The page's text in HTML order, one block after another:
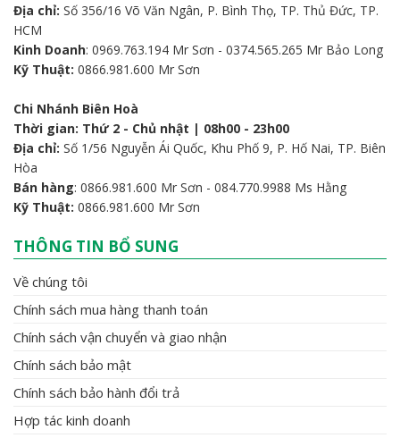
Địa chỉ: Số 356/16 Võ Văn Ngân, P. Bình Thọ, TP. Thủ Đức, TP.
HCM
Kinh Doanh: 0969.763.194 Mr Sơn - 0374.565.265 Mr Bảo Long
Kỹ Thuật: 0866.981.600 Mr Sơn
Chi Nhánh Biên Hoà
Thời gian: Thứ 2 - Chủ nhật | 08h00 - 23h00
Địa chỉ: Số 1/56 Nguyễn Ái Quốc, Khu Phố 9, P. Hố Nai, TP. Biên
Hòa
Bán hàng: 0866.981.600 Mr Sơn - 084.770.9988 Ms Hằng
Kỹ Thuật: 0866.981.600 Mr Sơn
THÔNG TIN BỔ SUNG
Về chúng tôi
Chính sách mua hàng thanh toán
Chính sách vận chuyển và giao nhận
Chính sách bảo mật
Chính sách bảo hành đổi trả
Hợp tác kinh doanh